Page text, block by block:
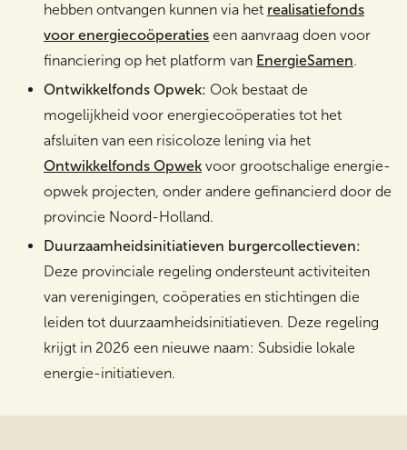
hebben ontvangen kunnen via het realisatiefonds
voor energiecoöperaties een aanvraag doen voor
financiering op het platform van EnergieSamen.
Ontwikkelfonds Opwek: Ook bestaat de
mogelijkheid voor energiecoöperaties tot het
afsluiten van een risicoloze lening via het
Ontwikkelfonds Opwek voor grootschalige energie-
opwek projecten, onder andere gefinancierd door de
provincie Noord-Holland.
Duurzaamheidsinitiatieven burgercollectieven:
Deze provinciale regeling ondersteunt activiteiten
van verenigingen, coöperaties en stichtingen die
leiden tot duurzaamheidsinitiatieven. Deze regeling
krijgt in 2026 een nieuwe naam: Subsidie lokale
energie-initiatieven.